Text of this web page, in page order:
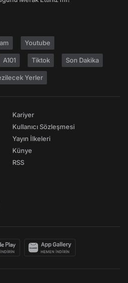
Youtube
A101 Tiktok Son Dakika
Yerler
Kariyer
Kullanıcı Sözleşmesi
Yayın İlkeleri
Künye
RSS